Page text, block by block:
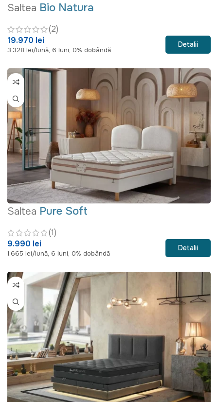
Saltea Bio Natura
(2)
19.970 lei
3.328 lei/lună, 6 luni, 0% dobândă
Detalii
Saltea Pure Soft
(1)
9.990 lei
1.665 lei/lună, 6 luni, 0% dobândă
Detalii